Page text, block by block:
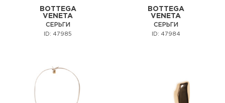
BOTTEGA
VENETA
СЕРЬГИ
ID: 47985
BOTTEGA
VENETA
СЕРЬГИ
ID: 47984